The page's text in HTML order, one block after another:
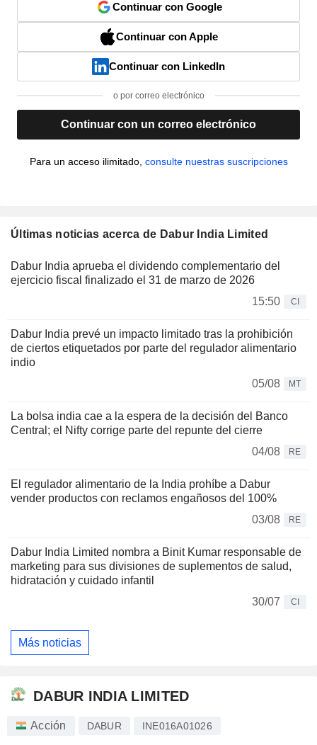
Continuar con Google
Continuar con Apple
Continuar con LinkedIn
o por correo electrónico
Continuar con un correo electrónico
Para un acceso ilimitado, consulte nuestras suscripciones
Últimas noticias acerca de Dabur India Limited
Dabur India aprueba el dividendo complementario del
ejercicio fiscal finalizado el 31 de marzo de 2026
15:50
CI
Dabur India prevé un impacto limitado tras la prohibición
de ciertos etiquetados por parte del regulador alimentario
indio
05/08
MT
La bolsa india cae a la espera de la decisión del Banco
Central; el Nifty corrige parte del repunte del cierre
04/08
RE
El regulador alimentario de la India prohíbe a Dabur
vender productos con reclamos engañosos del 100%
03/08
RE
Dabur India Limited nombra a Binit Kumar responsable de
marketing para sus divisiones de suplementos de salud,
hidratación y cuidado infantil
30/07
CI
Más noticias
DABUR INDIA LIMITED
Acción DABUR INE016A01026